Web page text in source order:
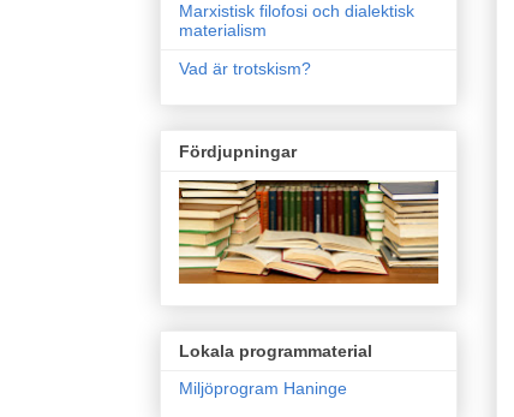
Marxistisk filofosi och dialektisk
materialism
Vad är trotskism?
Fördjupningar
Lokala programmaterial
Miljöprogram Haninge